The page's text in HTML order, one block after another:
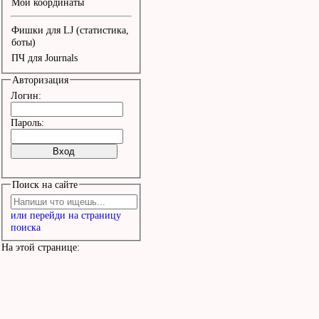
Эй, с нами
Эй, за нами
Два забора, три двора,
До сих пор он центр
Эй, город
Эй, с нами
Эй, город
Эй, за нами
Мои координаты
Фишки для LJ (статистика,
боты)
ПЧ для Journals
Авторизация
Логин:
Пароль:
Поиск на сайте
или перейди на страницу
поиска
На этой странице: